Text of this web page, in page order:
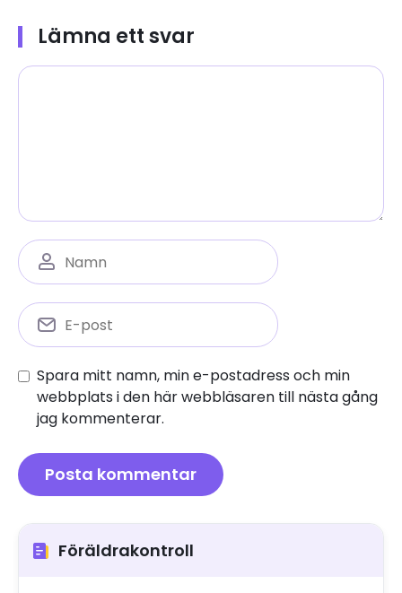
Lämna ett svar
Spara mitt namn, min e-postadress och min
webbplats i den här webbläsaren till nästa gång
jag kommenterar.
Föräldrakontroll